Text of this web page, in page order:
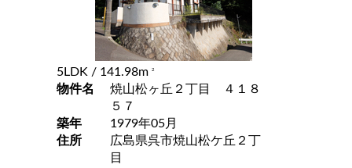
5LDK / 141.98m 2
物件名
焼山松ヶ丘２丁目 ４１８
５７
築年
1979年05月
住所
広島県呉市焼山松ケ丘２丁
目